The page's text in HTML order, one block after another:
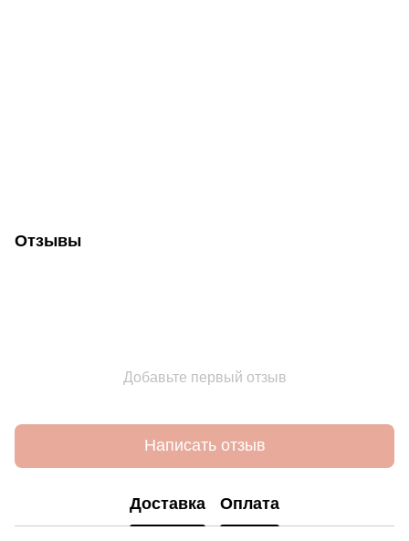
Отзывы
Добавьте первый отзыв
Написать отзыв
Доставка Оплата